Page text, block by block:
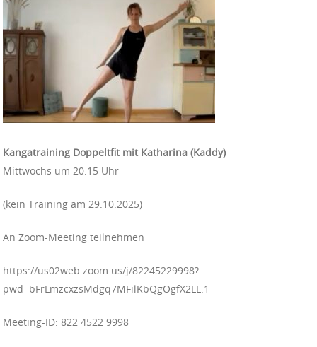
Kangatraining Doppeltfit mit Katharina (Kaddy)
Mittwochs um 20.15 Uhr
(kein Training am 29.10.2025)
An Zoom-Meeting teilnehmen
https://us02web.zoom.us/j/82245229998?
pwd=bFrLmzcxzsMdgq7MFilKbQgOgfX2LL.1
Meeting-ID: 822 4522 9998